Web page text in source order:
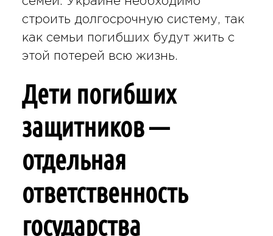
строить долгосрочную систему, так
как семьи погибших будут жить с
этой потерей всю жизнь.
Дети погибших
защитников —
отдельная
ответственность
государства